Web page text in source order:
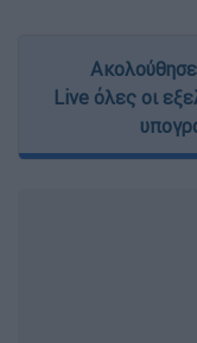
Live όλες οι